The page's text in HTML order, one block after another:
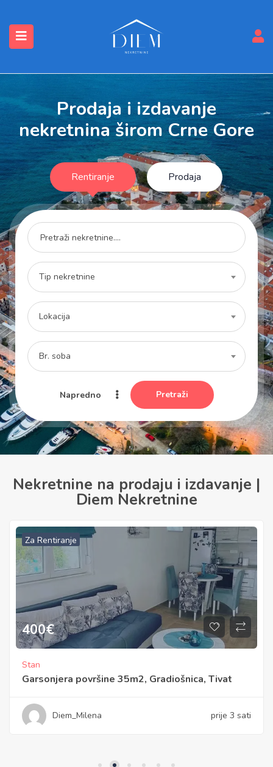
(Nekretnine)
Prodaja i izdavanje
nekretnina širom Crne Gore
Rentiranje Prodaja
Tip nekretnine
Lokacija
Br. soba
Napredno Pretraži
Nekretnine na prodaju i izdavanje |
Diem Nekretnine
Za Rentiranje
400€
Stan
Garsonjera površine 35m2, Gradiošnica, Tivat
Diem_Milena prije 3 sati